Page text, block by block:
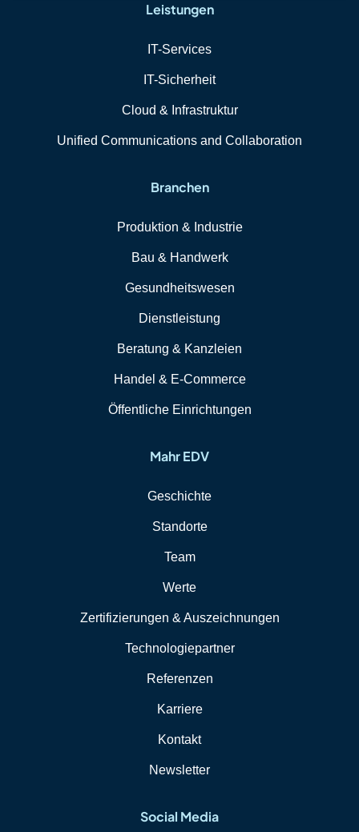
Leistungen
IT-Services
IT-Sicherheit
Cloud & Infrastruktur
Unified Communications and Collaboration
Branchen
Produktion & Industrie
Bau & Handwerk
Gesundheitswesen
Dienstleistung
Beratung & Kanzleien
Handel & E-Commerce
Öffentliche Einrichtungen
Mahr EDV
Geschichte
Standorte
Team
Werte
Zertifizierungen & Auszeichnungen
Technologiepartner
Referenzen
Karriere
Kontakt
Newsletter
Social Media